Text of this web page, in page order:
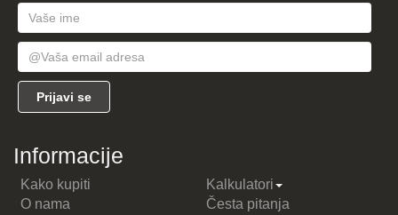
Informacije
Kako kupiti
Kalkulatori
O nama
Česta pitanja